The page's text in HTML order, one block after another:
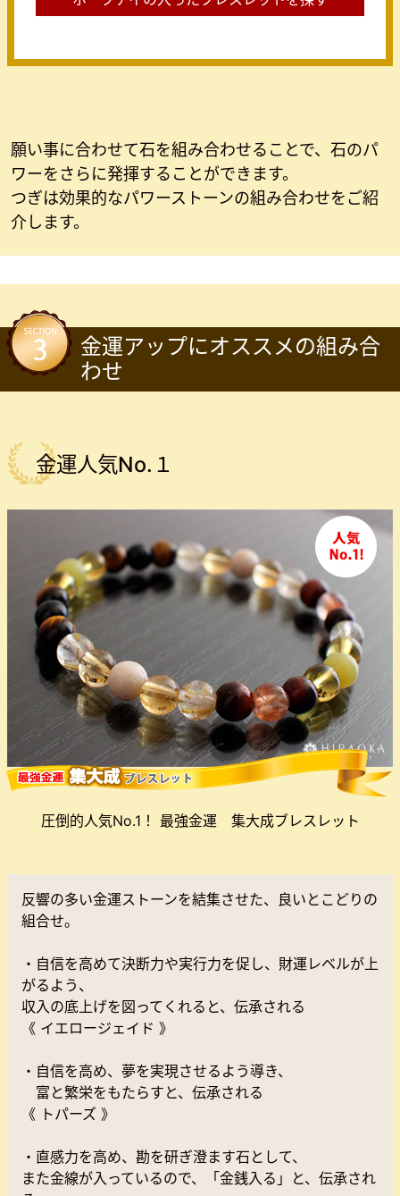
願い事に合わせて石を組み合わせることで、石のパ
ワーをさらに発揮することができます。
つぎは効果的なパワーストーンの組み合わせをご紹
介します。
金運アップにオススメの組み合
わせ
金運人気No.１
圧倒的人気No.1！ 最強金運 集大成ブレスレット
反響の多い金運ストーンを結集させた、良いとこどりの
組合せ。
・自信を高めて決断力や実行力を促し、財運レベルが上
がるよう、
収入の底上げを図ってくれると、伝承される
《 イエロージェイド 》
・自信を高め、夢を実現させるよう導き、
富と繁栄をもたらすと、伝承される
《 トパーズ 》
・直感力を高め、勘を研ぎ澄ます石として、
また金線が入っているので、「金銭入る」と、伝承され